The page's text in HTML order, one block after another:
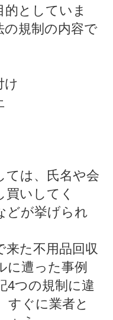
的としていま
の規制の内容で
け
ては、氏名や会
いしてく
どが挙げられ
来た不用品回収
に遭った事例
4つの規制に違
すぐに業者と